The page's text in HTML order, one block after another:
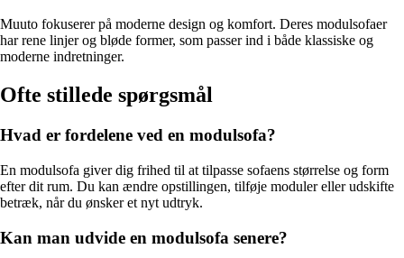
Muuto fokuserer på moderne design og komfort. Deres modulsofaer
har rene linjer og bløde former, som passer ind i både klassiske og
moderne indretninger.
Ofte stillede spørgsmål
Hvad er fordelene ved en modulsofa?
En modulsofa giver dig frihed til at tilpasse sofaens størrelse og form
efter dit rum. Du kan ændre opstillingen, tilføje moduler eller udskifte
betræk, når du ønsker et nyt udtryk.
Kan man udvide en modulsofa senere?